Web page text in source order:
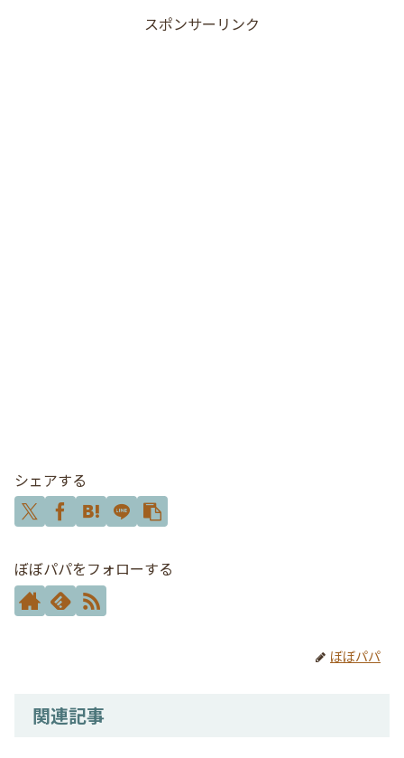
スポンサーリンク
シェアする
ぼぼパパをフォローする
ぼぼパパ
関連記事